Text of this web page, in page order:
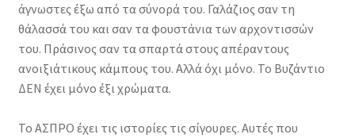
άγνωστες έξω από τα σύνορά του. Γαλάζιος σαν τη
θάλασσά του και σαν τα φουστάνια των αρχοντισσών
του. Πράσινος σαν τα σπαρτά στους απέραντους
ανοιξιάτικους κάμπους του. Αλλά όχι μόνο. Το Βυζάντιο
ΔΕΝ έχει μόνο έξι χρώματα.
Το ΑΣΠΡΟ έχει τις ιστορίες τις σίγουρες. Αυτές που